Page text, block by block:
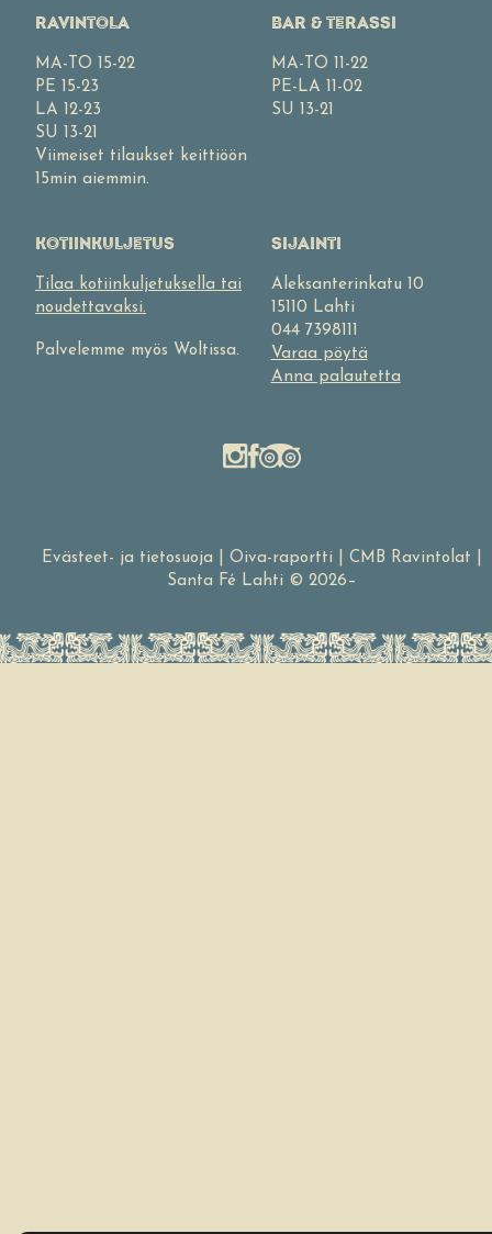
RAVINTOLA
MA-TO 15-22
PE 15-23
LA 12-23
SU 13-21
Viimeiset tilaukset keittiöön
15min aiemmin.
BAR & TERASSI
MA-TO 11-22
PE-LA 11-02
SU 13-21
KOTIINKULJETUS
Tilaa kotiinkuljetuksella tai
noudettavaksi.
Palvelemme myös Woltissa.
SIJAINTI
Aleksanterinkatu 10
15110 Lahti
044 7398111
Varaa pöytä
Anna palautetta
Evästeet- ja tietosuoja Oiva-raportti CMB Ravintolat
Santa Fé Lahti © 2026–